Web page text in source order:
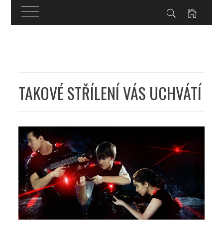
TAKOVÉ STŘÍLENÍ VÁS UCHVÁTÍ